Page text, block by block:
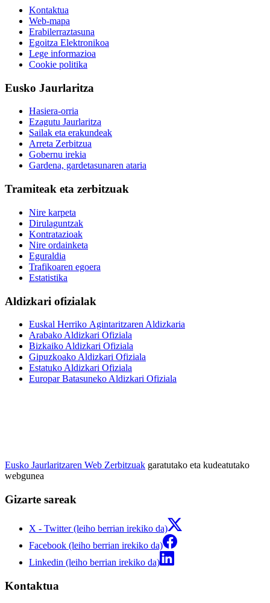
Kontaktua
Web-mapa
Erabilerraztasuna
Egoitza Elektronikoa
Lege informazioa
Cookie politika
Eusko Jaurlaritza
Hasiera-orria
Ezagutu Jaurlaritza
Sailak eta erakundeak
Arreta Zerbitzua
Gobernu irekia
Gardena, gardetasunaren ataria
Tramiteak eta zerbitzuak
Nire karpeta
Dirulaguntzak
Kontratazioak
Nire ordainketa
Eguraldia
Trafikoaren egoera
Estatistika
Aldizkari ofizialak
Euskal Herriko Agintaritzaren Aldizkaria
Arabako Aldizkari Ofiziala
Bizkaiko Aldizkari Ofiziala
Gipuzkoako Aldizkari Ofiziala
Estatuko Aldizkari Ofiziala
Europar Batasuneko Aldizkari Ofiziala
Eusko Jaurlaritzaren Web Zerbitzuak garatutako eta kudeatutako
webgunea
Gizarte sareak
X - Twitter (leiho berrian irekiko da)
Facebook (leiho berrian irekiko da)
Linkedin (leiho berrian irekiko da)
Kontaktua